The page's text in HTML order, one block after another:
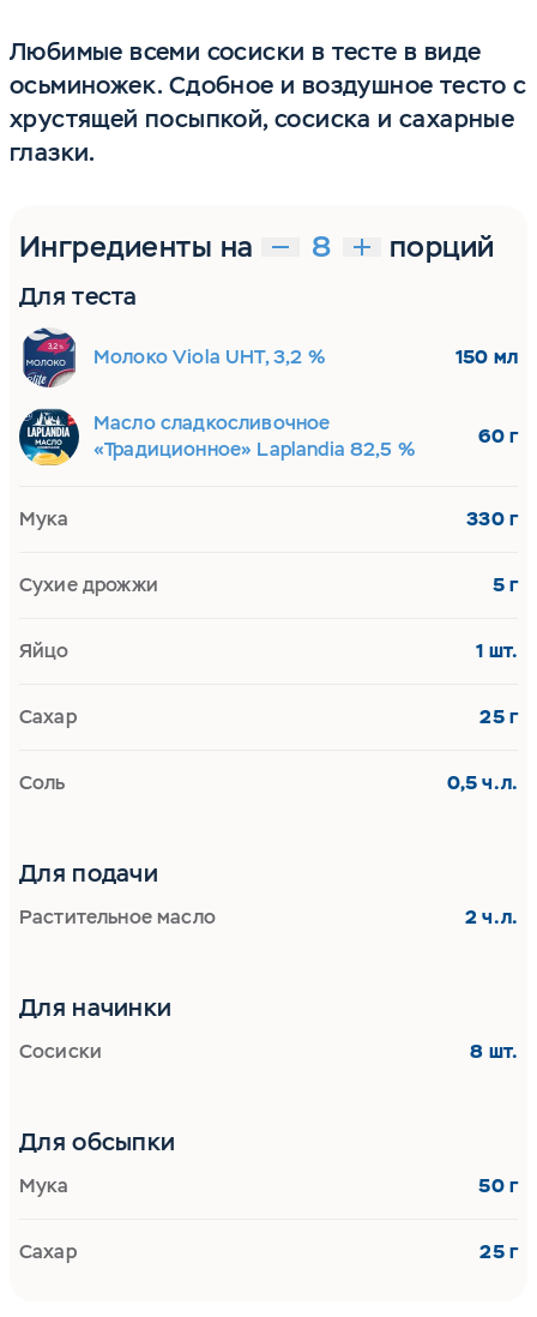
Любимые всеми сосиски в тесте в виде
осьминожек. Сдобное и воздушное тесто с
хрустящей посыпкой, сосиска и сахарные
глазки.
Ингредиенты на порций
Для теста
Молоко Viola UHT, 3,2 % 150 мл
Масло сладкосливочное
«Традиционное» Laplandia 82,5 %
60 г
Мука 330 г
Сухие дрожжи 5 г
Яйцо 1 шт.
Сахар 25 г
Соль 0,5 ч.л.
Для подачи
Растительное масло 2 ч.л.
Для начинки
Сосиски 8 шт.
Для обсыпки
Мука 50 г
Сахар 25 г